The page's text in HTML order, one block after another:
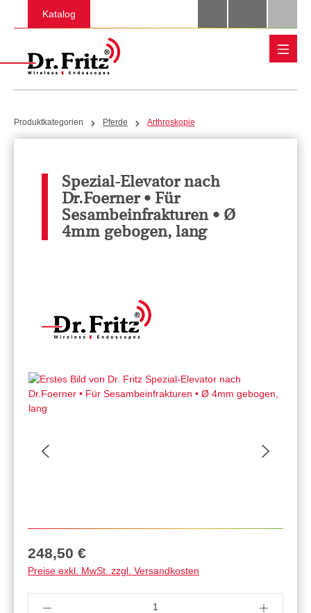
Zum Hauptinhalt springen
Katalog
Produktkategorien Pferde Arthroskopie
Spezial-Elevator nach
Dr.Foerner • Für
Sesambeinfrakturen • Ø
4mm gebogen, lang
Regulärer Preis:
248,50 €
Preise exkl. MwSt. zzgl. Versandkosten
Produkt Anzahl: Gib den gewünschten Wert